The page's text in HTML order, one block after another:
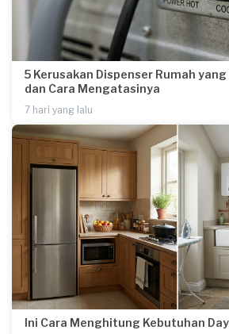
5 Kerusakan Dispenser Rumah
dan Cara Mengatasinya
7 hari yang lalu
Ini Cara Menghitung Kebutuhan